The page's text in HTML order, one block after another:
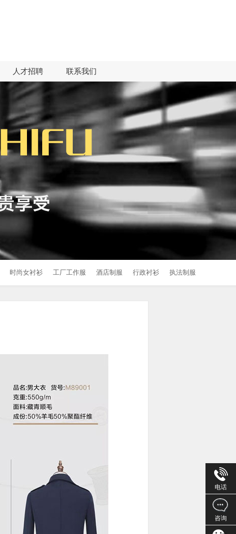
人才招聘 联系我们
时尚女衬衫 工厂工作服 酒店制服 行政衬衫 执法制服
电话
咨询